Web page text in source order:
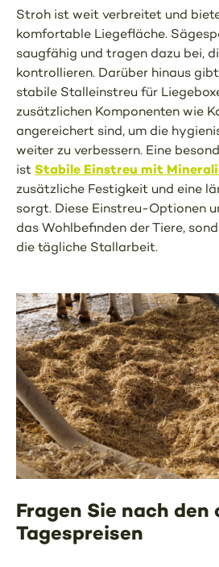
Stroh ist weit verbreitet und
komfortable Liegefläche.
saugfähig und tragen dazu bei,
kontrollieren. Darüber hinaus
stabile Stalleinstreu für
zusätzlichen Komponenten wie
angereichert sind, um die
weiter zu verbessern. Eine
ist Stabile Einstreu mit
zusätzliche Festigkeit und eine
sorgt. Diese Einstreu-Optionen
das Wohlbefinden der Tiere,
die tägliche Stallarbeit.
Fragen Sie nach
Tagespreisen